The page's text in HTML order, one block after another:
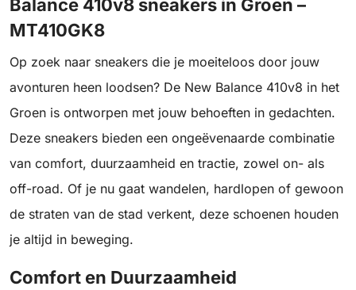
Balance 410v8 sneakers in Groen –
MT410GK8
Op zoek naar sneakers die je moeiteloos door jouw
avonturen heen loodsen? De New Balance 410v8 in het
Groen is ontworpen met jouw behoeften in gedachten.
Deze sneakers bieden een ongeëvenaarde combinatie
van comfort, duurzaamheid en tractie, zowel on- als
off-road. Of je nu gaat wandelen, hardlopen of gewoon
de straten van de stad verkent, deze schoenen houden
je altijd in beweging.
Comfort en Duurzaamheid